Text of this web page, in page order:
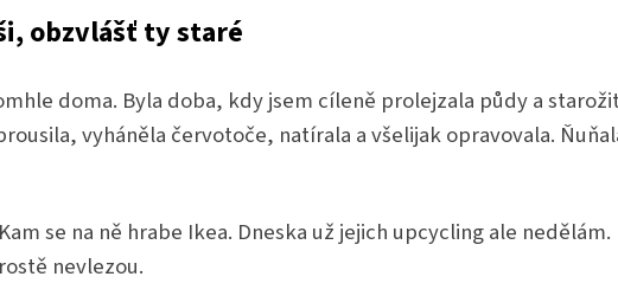
obzvlášť ty staré
doma. Byla doba, kdy jsem cíleně prolejzala půdy a
vyháněla červotoče, natírala a všelijak opravovala.
Kam se na ně hrabe Ikea. Dneska už jejich upcycling ale nedělám.
nevlezou.